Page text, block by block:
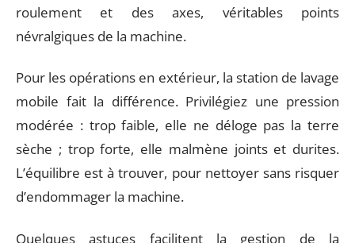
roulement et des axes, véritables points
névralgiques de la machine.
Pour les opérations en extérieur, la station de lavage
mobile fait la différence. Privilégiez une pression
modérée : trop faible, elle ne déloge pas la terre
sèche ; trop forte, elle malmène joints et durites.
L’équilibre est à trouver, pour nettoyer sans risquer
d’endommager la machine.
Quelques astuces facilitent la gestion de la